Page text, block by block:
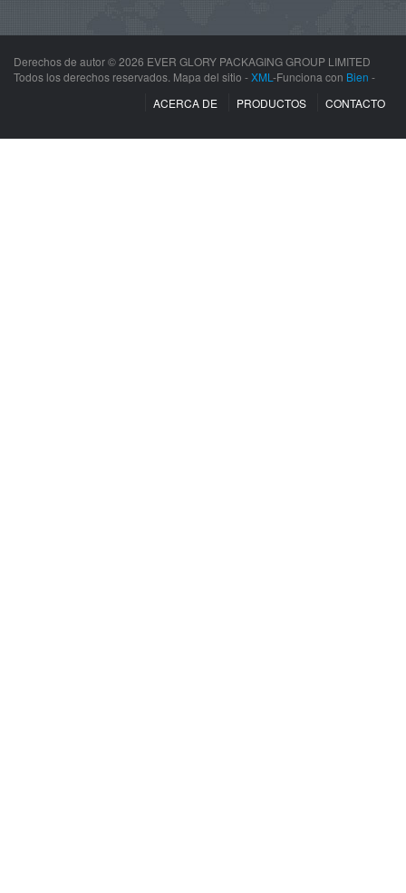
Derechos de autor ©2026 EVER GLORY PACKAGING GROUP LIMITED
Todos los derechos reservados. Mapa del sitio -XML -Funciona con Bien -
ACERCA DE
PRODUCTOS CONTACTO